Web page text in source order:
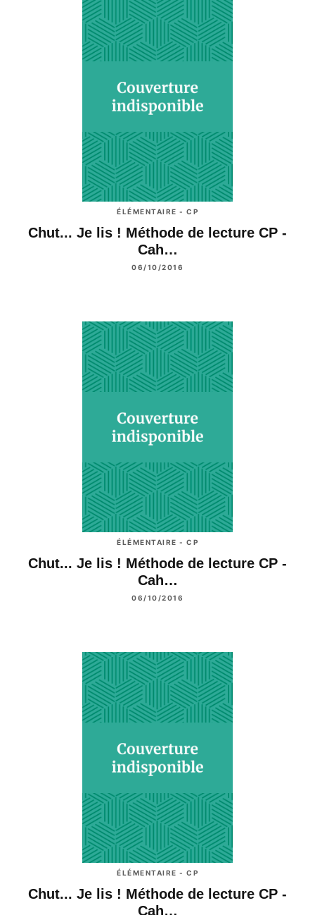
ÉLÉMENTAIRE - CP
Chut... Je lis ! Méthode de lecture CP -
Cah…
06/10/2016
ÉLÉMENTAIRE - CP
Chut... Je lis ! Méthode de lecture CP -
Cah…
06/10/2016
ÉLÉMENTAIRE - CP
Chut... Je lis ! Méthode de lecture CP -
Cah…